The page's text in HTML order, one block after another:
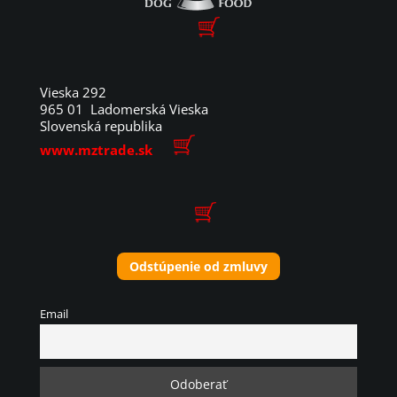
Vieska 292
965 01 Ladomerská Vieska
Slovenská republika
www.mztrade.sk
Odstúpenie od zmluvy
Email